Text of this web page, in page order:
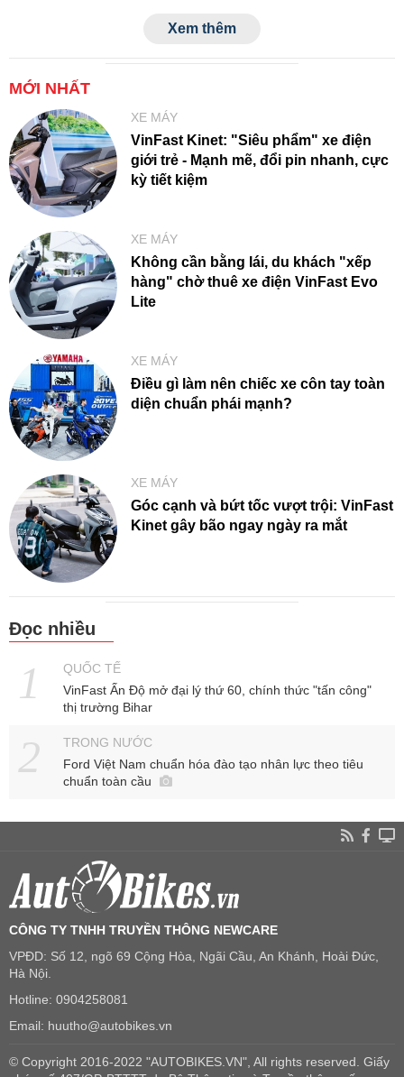
hữu và sử dụng xe điện trở nên tiết kiệm hơn.
Xem thêm
MỚI NHẤT
XE MÁY
VinFast Kinet: "Siêu phẩm" xe điện
giới trẻ - Mạnh mẽ, đổi pin nhanh, cực
kỳ tiết kiệm
XE MÁY
Không cần bằng lái, du khách "xếp
hàng" chờ thuê xe điện VinFast Evo
Lite
XE MÁY
Điều gì làm nên chiếc xe côn tay toàn
diện chuẩn phái mạnh?
XE MÁY
Góc cạnh và bứt tốc vượt trội: VinFast
Kinet gây bão ngay ngày ra mắt
Đọc nhiều
QUỐC TẾ
VinFast Ấn Độ mở đại lý thứ 60, chính thức "tấn công"
thị trường Bihar
TRONG NƯỚC
Ford Việt Nam chuẩn hóa đào tạo nhân lực theo tiêu
chuẩn toàn cầu
CÔNG TY TNHH TRUYỀN THÔNG NEWCARE
VPĐD: Số 12, ngõ 69 Cộng Hòa, Ngãi Cầu, An Khánh, Hoài Đức,
Hà Nội.
Hotline: 0904258081
Email: huutho@autobikes.vn
© Copyright 2016-2022 "AUTOBIKES.VN", All rights reserved. Giấy